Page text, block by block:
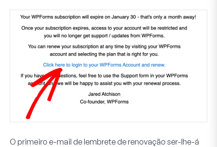
O primeiro e-mail de lembrete de renovação ser-lhe-á